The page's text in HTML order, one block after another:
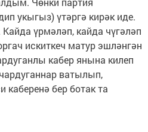
укыгыз) үтәргә кирәк иде.
үрмәләп, кайда чүгәләп
искиткеч матур эшләнгән
кабер янына килеп
ватылып,
каберенә бер ботак та